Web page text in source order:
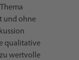
und ohne
qualitative
wertvolle